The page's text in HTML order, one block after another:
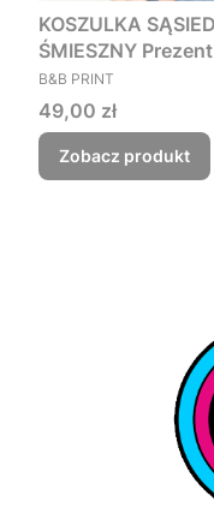
KOSZULKA
ŚMIESZNY
Czego myśmy nie
PRODUCENT
B&B PRINT
Cena
49,00 zł
Zobacz produkt